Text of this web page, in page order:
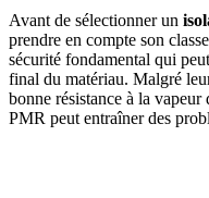
Avant de sélectionner un
prendre en compte son
sécurité fondamental qui
final du matériau. Malgré
bonne résistance à la
PMR peut entraîner des